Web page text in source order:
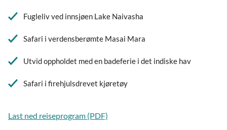
Fugleliv ved innsjøen Lake Naivasha
Safari i verdensberømte Masai Mara
Utvid oppholdet med en badeferie i det indiske hav
Safari i firehjulsdrevet kjøretøy
Last ned reiseprogram (PDF)